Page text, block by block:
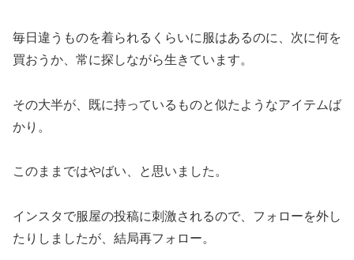
毎日違うものを着られるくらいに服はあるのに、次に何を
買おうか、常に探しながら生きています。
その大半が、既に持っているものと似たようなアイテムば
かり。
このままではやばい、と思いました。
インスタで服屋の投稿に刺激されるので、フォローを外し
たりしましたが、結局再フォロー。